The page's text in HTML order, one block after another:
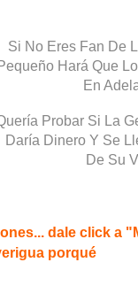
Si No Eres Fan De
Pequeño Hará Que
En
Probar Si La
Daría Dinero Y Se
De Su
dale click a
porqué